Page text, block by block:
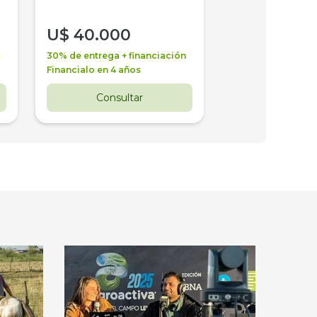
U$ 40.000
30% de entrega + financiación
Financialo en 4 años
Consultar